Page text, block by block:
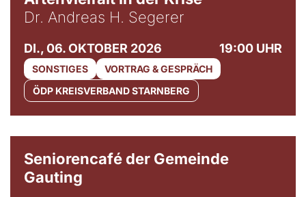
Dr. Andreas H. Segerer
DI., 06. OKTOBER 2026 19:00 UHR
SONSTIGES
VORTRAG & GESPRÄCH
ÖDP KREISVERBAND STARNBERG
Seniorencafé der Gemeinde
Gauting